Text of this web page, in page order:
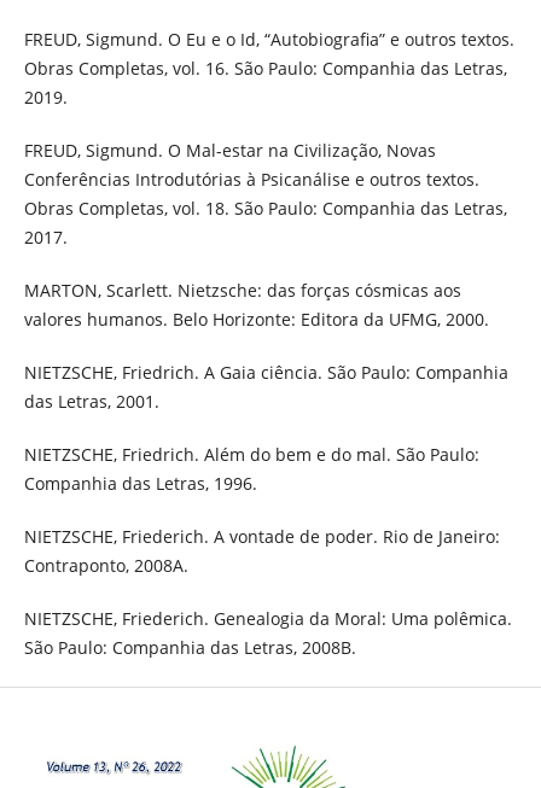
FREUD, Sigmund. O Eu e o Id, “Autobiografia” e outros textos.
Obras Completas, vol. 16. São Paulo: Companhia das Letras,
2019.
FREUD, Sigmund. O Mal-estar na Civilização, Novas
Conferências Introdutórias à Psicanálise e outros textos.
Obras Completas, vol. 18. São Paulo: Companhia das Letras,
2017.
MARTON, Scarlett. Nietzsche: das forças cósmicas aos
valores humanos. Belo Horizonte: Editora da UFMG, 2000.
NIETZSCHE, Friedrich. A Gaia ciência. São Paulo: Companhia
das Letras, 2001.
NIETZSCHE, Friedrich. Além do bem e do mal. São Paulo:
Companhia das Letras, 1996.
NIETZSCHE, Friederich. A vontade de poder. Rio de Janeiro:
Contraponto, 2008A.
NIETZSCHE, Friederich. Genealogia da Moral: Uma polêmica.
São Paulo: Companhia das Letras, 2008B.